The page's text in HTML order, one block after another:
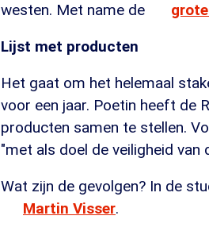
westen. Met name de
Lijst met producten
Het gaat om het helemaal
voor een jaar. Poetin heeft de
producten samen te stellen.
"met als doel de veiligheid van
Wat zijn de gevolgen? In de
Martin Visser.